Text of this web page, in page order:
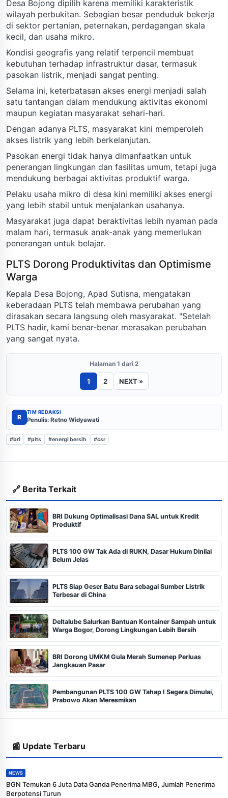
Desa Bojong dipilih karena memiliki karakteristik
wilayah perbukitan. Sebagian besar penduduk bekerja
di sektor pertanian, peternakan, perdagangan skala
kecil, dan usaha mikro.
Kondisi geografis yang relatif terpencil membuat
kebutuhan terhadap infrastruktur dasar, termasuk
pasokan listrik, menjadi sangat penting.
Selama ini, keterbatasan akses energi menjadi salah
satu tantangan dalam mendukung aktivitas ekonomi
maupun kegiatan masyarakat sehari-hari.
Dengan adanya PLTS, masyarakat kini memperoleh
akses listrik yang lebih berkelanjutan.
Pasokan energi tidak hanya dimanfaatkan untuk
penerangan lingkungan dan fasilitas umum, tetapi juga
mendukung berbagai aktivitas produktif warga.
Pelaku usaha mikro di desa kini memiliki akses energi
yang lebih stabil untuk menjalankan usahanya.
Masyarakat juga dapat beraktivitas lebih nyaman pada
malam hari, termasuk anak-anak yang memerlukan
penerangan untuk belajar.
PLTS Dorong Produktivitas dan Optimisme
Warga
Kepala Desa Bojong, Apad Sutisna, mengatakan
keberadaan PLTS telah membawa perubahan yang
dirasakan secara langsung oleh masyarakat. "Setelah
PLTS hadir, kami benar-benar merasakan perubahan
yang sangat nyata.
Halaman 1 dari 2
1 2 NEXT »
R
TIM REDAKSI
Penulis: Retno Widyawati
#bri #plts #energi bersih #csr
🔗 Berita Terkait
BRI Dukung Optimalisasi Dana SAL untuk Kredit
Produktif
PLTS 100 GW Tak Ada di RUKN, Dasar Hukum Dinilai
Belum Jelas
PLTS Siap Geser Batu Bara sebagai Sumber Listrik
Terbesar di China
Deltalube Salurkan Bantuan Kontainer Sampah untuk
Warga Bogor, Dorong Lingkungan Lebih Bersih
BRI Dorong UMKM Gula Merah Sumenep Perluas
Jangkauan Pasar
Pembangunan PLTS 100 GW Tahap I Segera Dimulai,
Prabowo Akan Meresmikan
📰 Update Terbaru
NEWS
BGN Temukan 6 Juta Data Ganda Penerima MBG, Jumlah Penerima
Berpotensi Turun